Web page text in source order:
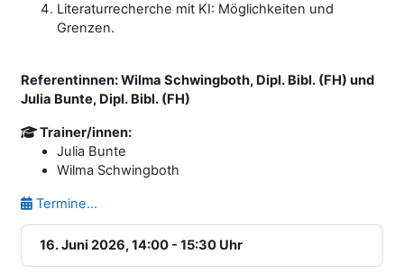
Literaturrecherche mit KI: Möglichkeiten und
Grenzen.
Referentinnen: Wilma Schwingboth, Dipl. Bibl. (FH) und
Julia Bunte, Dipl. Bibl. (FH)
Trainer/innen:
Julia Bunte
Wilma Schwingboth
Termine...
16. Juni 2026, 14:00 - 15:30 Uhr